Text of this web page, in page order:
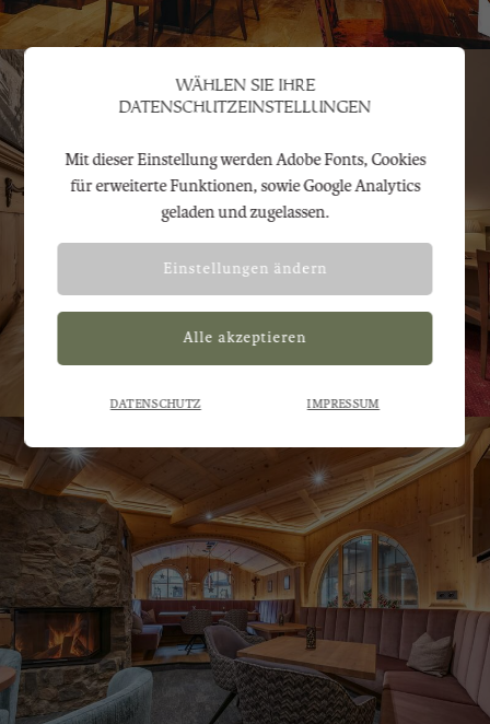
WÄHLEN SIE IHRE
DATENSCHUTZEINSTELLUNGEN
NotwendigMit dieser Einstellung wird zur
korrekten Darstellung der Website Adobe
Fonts geladen.
Mit dieser Einstellung werden Adobe
sowie Google Analytics geladen und
Zurück
Mit dieser Einstellung werden Adobe Fonts, Cookies
für erweiterte Funktionen, sowie Google Analytics
geladen und zugelassen.
Einstellungen ändern
DATENSCHUTZ IMPRESSUM